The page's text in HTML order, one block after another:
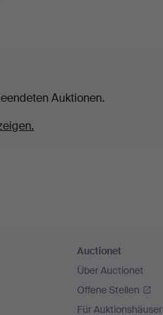
Auktionen.
Auctionet
Über Auctionet
Offene Stellen
Für Auktionshäuser